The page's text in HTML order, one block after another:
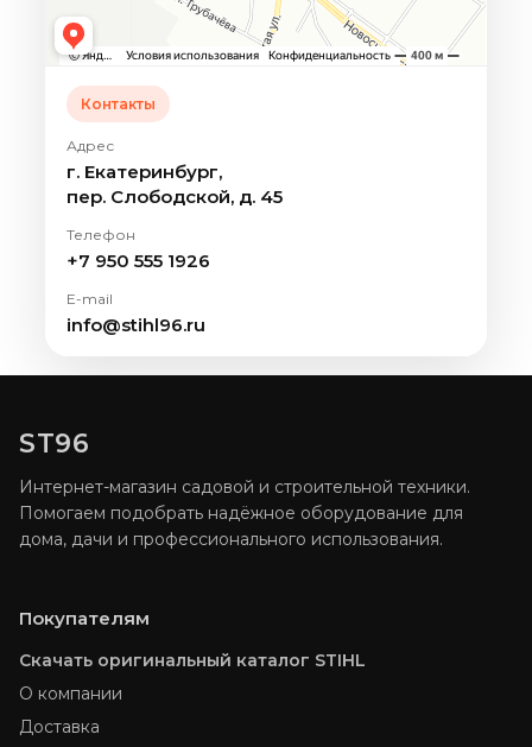
Контакты
Адрес
г. Екатеринбург,
пер. Слободской, д. 45
Телефон
+7 950 555 1926
E-mail
info@stihl96.ru
ST96
Интернет-магазин садовой и строительной техники.
Помогаем подобрать надёжное оборудование для
дома, дачи и профессионального использования.
Покупателям
Скачать оригинальный каталог STIHL
О компании
Доставка